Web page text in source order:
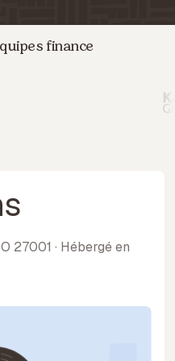
finance
27001 · Hébergé en